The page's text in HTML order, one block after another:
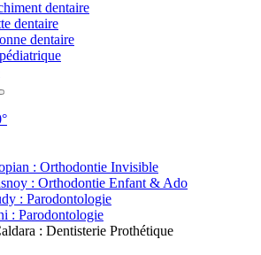
dentaire
dentaire
dentaire
: Orthodontie Invisible
: Orthodontie Enfant & Ado
: Parodontologie
: Parodontologie
: Dentisterie Prothétique